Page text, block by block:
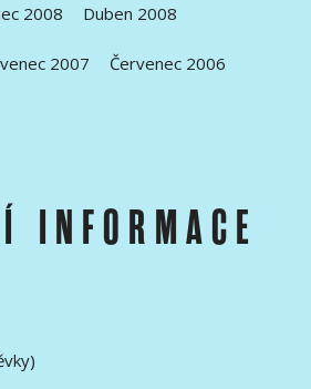
2008 Duben 2008
2007 Červenec 2006
INFORMACE